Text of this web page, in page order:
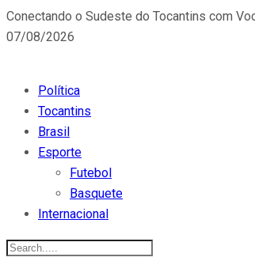
Conectando o Sudeste do Tocantins com
07/08/2026
Política
Tocantins
Brasil
Esporte
Futebol
Basquete
Internacional